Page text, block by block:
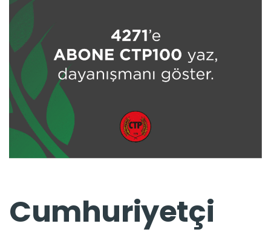
Cumhuriyetçi